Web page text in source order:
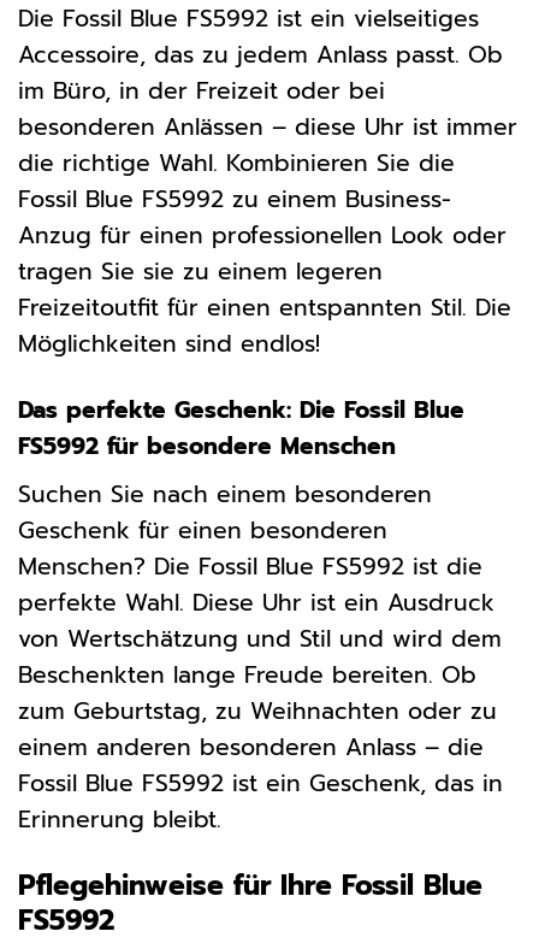
Die Fossil Blue FS5992 ist ein vielseitiges
Accessoire, das zu jedem Anlass passt. Ob
im Büro, in der Freizeit oder bei
besonderen Anlässen – diese Uhr ist immer
die richtige Wahl. Kombinieren Sie die
Fossil Blue FS5992 zu einem Business-
Anzug für einen professionellen Look oder
tragen Sie sie zu einem legeren
Freizeitoutfit für einen entspannten Stil. Die
Möglichkeiten sind endlos!
Das perfekte Geschenk: Die Fossil Blue
FS5992 für besondere Menschen
Suchen Sie nach einem besonderen
Geschenk für einen besonderen
Menschen? Die Fossil Blue FS5992 ist die
perfekte Wahl. Diese Uhr ist ein Ausdruck
von Wertschätzung und Stil und wird dem
Beschenkten lange Freude bereiten. Ob
zum Geburtstag, zu Weihnachten oder zu
einem anderen besonderen Anlass – die
Fossil Blue FS5992 ist ein Geschenk, das in
Erinnerung bleibt.
Pflegehinweise für Ihre Fossil Blue
FS5992